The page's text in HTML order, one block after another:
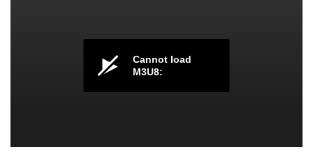
Cannot load
M3U8: